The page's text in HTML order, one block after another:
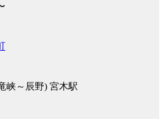
峡～辰野) 宮木駅